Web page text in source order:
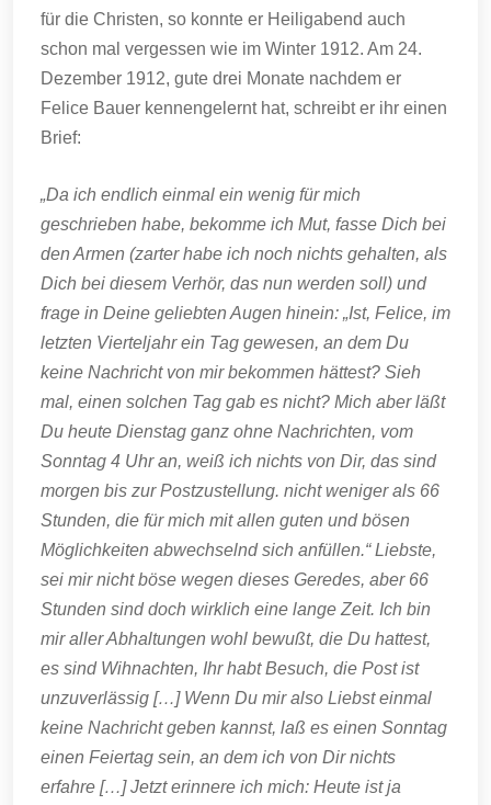
für die Christen, so konnte er Heiligabend auch
schon mal vergessen wie im Winter 1912. Am 24.
Dezember 1912, gute drei Monate nachdem er
Felice Bauer kennengelernt hat, schreibt er ihr einen
Brief:
„Da ich endlich einmal ein wenig für mich
geschrieben habe, bekomme ich Mut, fasse Dich bei
den Armen (zarter habe ich noch nichts gehalten, als
Dich bei diesem Verhör, das nun werden soll) und
frage in Deine geliebten Augen hinein: „Ist, Felice, im
letzten Vierteljahr ein Tag gewesen, an dem Du
keine Nachricht von mir bekommen hättest? Sieh
mal, einen solchen Tag gab es nicht? Mich aber läßt
Du heute Dienstag ganz ohne Nachrichten, vom
Sonntag 4 Uhr an, weiß ich nichts von Dir, das sind
morgen bis zur Postzustellung. nicht weniger als 66
Stunden, die für mich mit allen guten und bösen
Möglichkeiten abwechselnd sich anfüllen.“ Liebste,
sei mir nicht böse wegen dieses Geredes, aber 66
Stunden sind doch wirklich eine lange Zeit. Ich bin
mir aller Abhaltungen wohl bewußt, die Du hattest,
es sind Wihnachten, Ihr habt Besuch, die Post ist
unzuverlässig […] Wenn Du mir also Liebst einmal
keine Nachricht geben kannst, laß es einen Sonntag
einen Feiertag sein, an dem ich von Dir nichts
erfahre […] Jetzt erinnere ich mich: Heute ist ja